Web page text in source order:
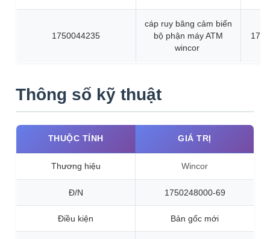
1750044235
cáp ruy băng cảm biến
bộ phận máy ATM
wincor
Thông số kỹ thuật
THUỘC TÍNH GIÁ TRỊ
Thương hiệu Wincor
Đ/N 1750248000-69
Điều kiện Bản gốc mới